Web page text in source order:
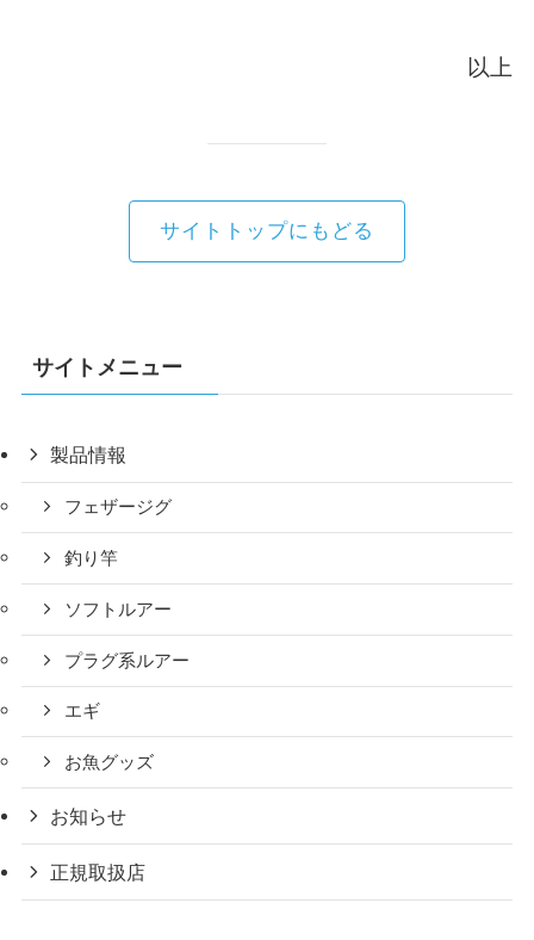
以上
サイトトップにもどる
サイトメニュー
製品情報
フェザージグ
釣り竿
ソフトルアー
プラグ系ルアー
エギ
お魚グッズ
お知らせ
正規取扱店